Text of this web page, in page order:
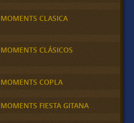
CLASICA
CLÁSICOS
COPLA
FIESTA GITANA